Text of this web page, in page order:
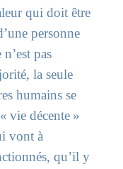
qui doit être
personne
pas
la seule
humains se
vie décente »
vont à
qu’il y